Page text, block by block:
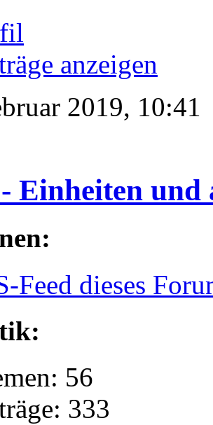
anzeigen
2019, 10:41
Einheiten und
Feed dieses
56
333